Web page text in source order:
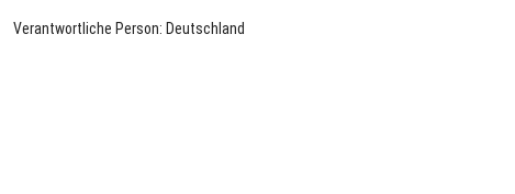
Verantwortliche Person: Deutschland